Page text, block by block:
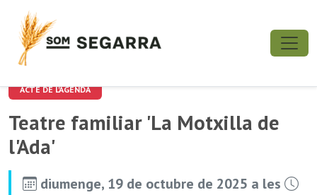
ACTE DE L'AGENDA
Teatre familiar 'La Motxilla de
l'Ada'
diumenge, 19 de octubre de 2025 a les